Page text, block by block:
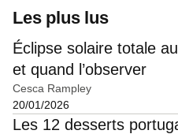
Les plus lus
Éclipse solaire totale
et quand l’observer
Cesca Rampley
20/01/2026
Les 12 desserts